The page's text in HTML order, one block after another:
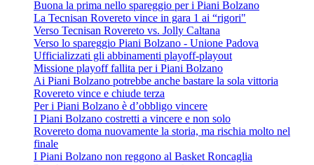
Buona la prima nello spareggio per i Piani Bolzano
La Tecnisan Rovereto vince in gara 1 ai “rigori"
Verso Tecnisan Rovereto vs. Jolly Caltana
Verso lo spareggio Piani Bolzano - Unione Padova
Ufficializzati gli abbinamenti playoff-playout
Missione playoff fallita per i Piani Bolzano
Ai Piani Bolzano potrebbe anche bastare la sola vittoria
Rovereto vince e chiude terza
Per i Piani Bolzano è d’obbligo vincere
I Piani Bolzano costretti a vincere e non solo
Rovereto doma nuovamente la storia, ma rischia molto nel
finale
I Piani Bolzano non reggono al Basket Roncaglia